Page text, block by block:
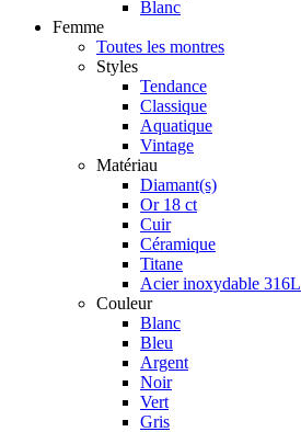
Blanc
Femme
Toutes les montres
Styles
Tendance
Classique
Aquatique
Vintage
Matériau
Diamant(s)
Or 18 ct
Cuir
Céramique
Titane
Acier inoxydable 316L
Couleur
Blanc
Bleu
Argent
Noir
Vert
Gris